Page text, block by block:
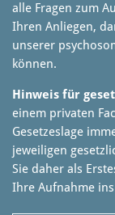
alle Fragen zum
Ihren Anliegen,
unserer
können.
Hinweis für
einem privaten
Gesetzeslage
jeweiligen
Sie daher als
Ihre Aufnahme